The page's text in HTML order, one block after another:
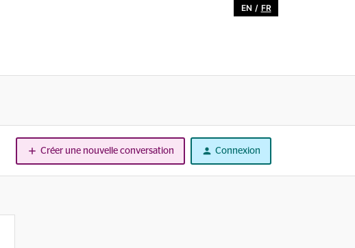
EN / FR
Créer une nouvelle conversation Connexion